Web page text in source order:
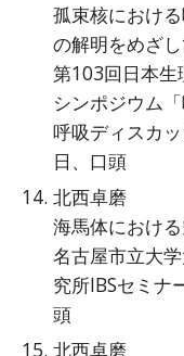
孤束核におけ
の解明をめざ
第103回日本
シンポジウム
呼吸ディスカ
日、口頭
北西卓磨
海馬体におけ
名古屋市立大
究所IBSセミナ
頭
北西卓磨